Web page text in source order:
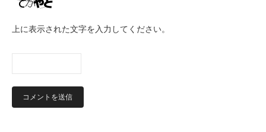
上に表示された文字を入力してください。